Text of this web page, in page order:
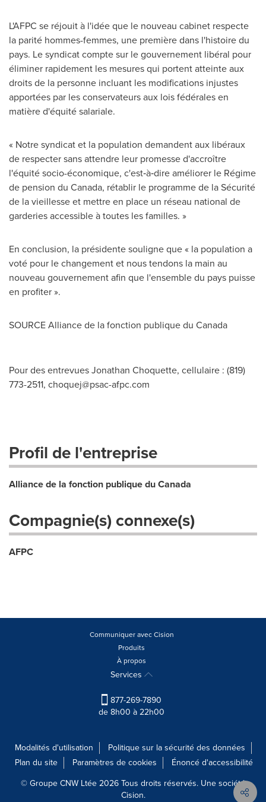
L'AFPC se réjouit à l'idée que le nouveau cabinet respecte
la parité hommes-femmes, une première dans l'histoire du
pays. Le syndicat compte sur le gouvernement libéral pour
éliminer rapidement les mesures qui portent atteinte aux
droits de la personne incluant les modifications injustes
apportées par les conservateurs aux lois fédérales en
matière d'équité salariale.
« Notre syndicat et la population demandent aux libéraux
de respecter sans attendre leur promesse d'accroître
l'équité socio-économique, c'est‑à‑dire améliorer le Régime
de pension du Canada, rétablir le programme de la Sécurité
de la vieillesse et mettre en place un réseau national de
garderies accessible à toutes les familles. »
En conclusion, la présidente souligne que « la population a
voté pour le changement et nous tendons la main au
nouveau gouvernement afin que l'ensemble du pays puisse
en profiter ».
SOURCE Alliance de la fonction publique du Canada
Pour des entrevues Jonathan Choquette, cellulaire : (819)
773-2511, choquej@psac-afpc.com
Profil de l'entreprise
Alliance de la fonction publique du Canada
Compagnie(s) connexe(s)
AFPC
Communiquer avec Cision
Produits
À propos
Services
877-269-7890
de 8h00 à 22h00
Modalités d'utilisation
Politique sur la sécurité des données
Plan du site
Paramètres de cookies
Énoncé d'accessibilité
© Groupe CNW Ltée 2026 Tous droits réservés. Une société
Cision.